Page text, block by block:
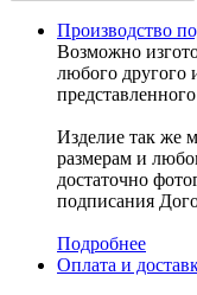
Производство
Возможно
любого другого
Изделие так же
размерам и
достаточно
подписания
Подробнее
Оплата и